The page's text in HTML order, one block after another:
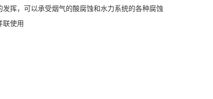
挥，可以承受烟气的酸腐蚀和水力系统的各种腐蚀
联使用